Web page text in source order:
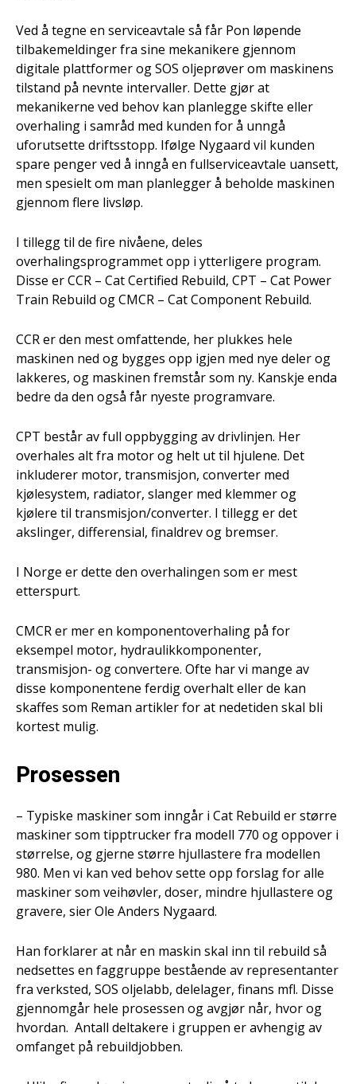
Ved å tegne en serviceavtale så får Pon løpende
tilbakemeldinger fra sine mekanikere gjennom
digitale plattformer og SOS oljeprøver om maskinens
tilstand på nevnte intervaller. Dette gjør at
mekanikerne ved behov kan planlegge skifte eller
overhaling i samråd med kunden for å unngå
uforutsette driftsstopp. Ifølge Nygaard vil kunden
spare penger ved å inngå en fullserviceavtale uansett,
men spesielt om man planlegger å beholde maskinen
gjennom flere livsløp.
I tillegg til de fire nivåene, deles
overhalingsprogrammet opp i ytterligere program.
Disse er CCR – Cat Certified Rebuild, CPT – Cat Power
Train Rebuild og CMCR – Cat Component Rebuild.
CCR er den mest omfattende, her plukkes hele
maskinen ned og bygges opp igjen med nye deler og
lakkeres, og maskinen fremstår som ny. Kanskje enda
bedre da den også får nyeste programvare.
CPT består av full oppbygging av drivlinjen. Her
overhales alt fra motor og helt ut til hjulene. Det
inkluderer motor, transmisjon, converter med
kjølesystem, radiator, slanger med klemmer og
kjølere til transmisjon/converter. I tillegg er det
akslinger, differensial, finaldrev og bremser.
I Norge er dette den overhalingen som er mest
etterspurt.
CMCR er mer en komponentoverhaling på for
eksempel motor, hydraulikkomponenter,
transmisjon- og convertere. Ofte har vi mange av
disse komponentene ferdig overhalt eller de kan
skaffes som Reman artikler for at nedetiden skal bli
kortest mulig.
Prosessen
– Typiske maskiner som inngår i Cat Rebuild er større
maskiner som tipptrucker fra modell 770 og oppover i
størrelse, og gjerne større hjullastere fra modellen
980. Men vi kan ved behov sette opp forslag for alle
maskiner som veihøvler, doser, mindre hjullastere og
gravere, sier Ole Anders Nygaard.
Han forklarer at når en maskin skal inn til rebuild så
nedsettes en faggruppe bestående av representanter
fra verksted, SOS oljelabb, delelager, finans mfl. Disse
gjennomgår hele prosessen og avgjør når, hvor og
hvordan. Antall deltakere i gruppen er avhengig av
omfanget på rebuildjobben.